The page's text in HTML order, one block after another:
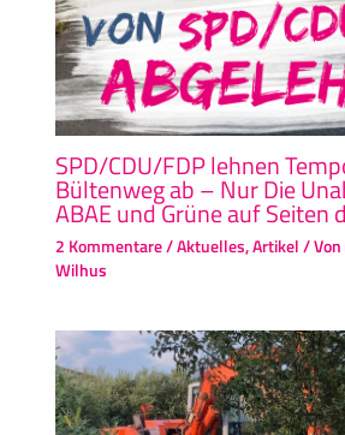
SPD/CDU/FDP lehnen
Bültenweg ab – Nur Die
ABAE und Grüne auf Seiten
2 Kommentare/Aktuelles,Artikel/ Von
Wilhus